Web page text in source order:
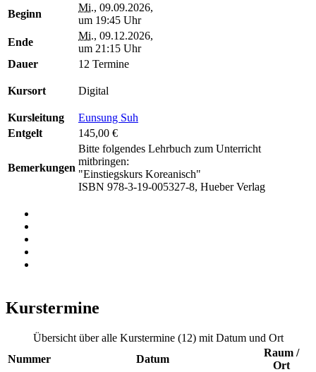
Beginn
Mi., 09.09.2026,
um 19:45 Uhr
Ende
Mi., 09.12.2026,
um 21:15 Uhr
Dauer
12 Termine
Kursort Digital
Kursleitung
Eunsung Suh
Entgelt
145,00 €
Bemerkungen
Bitte folgendes Lehrbuch zum Unterricht
mitbringen:
"Einstiegskurs Koreanisch"
ISBN 978-3-19-005327-8, Hueber Verlag
Kurstermine
Übersicht über alle Kurstermine (12) mit Datum und Ort
Nummer
Datum
Raum /
Ort